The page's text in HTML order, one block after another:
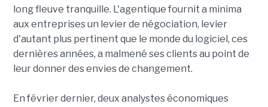
long fleuve tranquille. L'agentique fournit a minima
aux entreprises un levier de négociation, levier
d'autant plus pertinent que le monde du logiciel, ces
dernières années, a malmené ses clients au point de
leur donner des envies de changement.
En février dernier, deux analystes économiques